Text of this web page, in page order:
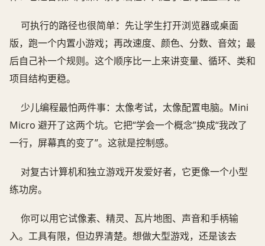
可执行的路径也很简单：先让学生打开浏览器或桌面
版，跑一个内置小游戏；再改速度、颜色、分数、音效；最
后自己补一个规则。这个顺序比一上来讲变量、循环、类和
项目结构更稳。
少儿编程最怕两件事：太像考试，太像配置电脑。Mini
Micro 避开了这两个坑。它把“学会一个概念”换成“我改了
一行，屏幕真的变了”。这就是控制感。
对复古计算机和独立游戏开发爱好者，它更像一个小型
练功房。
你可以用它试像素、精灵、瓦片地图、声音和手柄输
入。工具有限，但边界清楚。想做大型游戏，还是该去